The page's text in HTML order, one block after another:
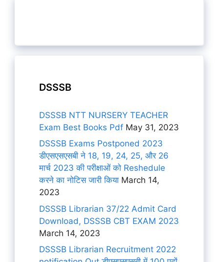
DSSSB
DSSSB NTT NURSERY TEACHER
Exam Best Books Pdf May 31, 2023
DSSSB Exams Postponed 2023
डीएसएसएसबी ने 18, 19, 24, 25, और 26
मार्च 2023 की परीक्षाओं को Reshedule
करने का नोटिस जारी किया March 14,
2023
DSSSB Librarian 37/22 Admit Card
Download, DSSSB CBT EXAM 2023
March 14, 2023
DSSSB Librarian Recruitment 2022